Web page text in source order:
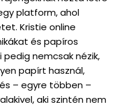
platform, ahol
Kristie online
és papíros
nemcsak nézik,
papírt használ,
– egyre többen –
aki szintén nem